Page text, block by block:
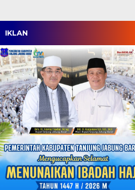
Anwar
IPNU-IPPNU
Tapi
Masa Depan
Selasa, 4 Agu 2026 - 23:24 WIB
TANJABBAR, TJ – Bupati
IKLAN